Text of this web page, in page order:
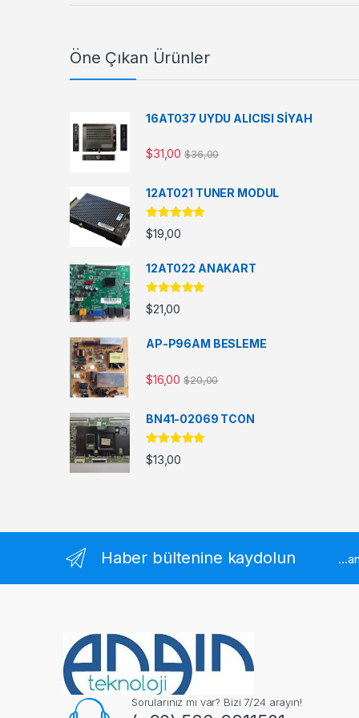
Öne Çıkan Ürünler
16AT037 UYDU ALICISI SİYAH
$31,00 $36,00
12AT021 TUNER MODUL
5 üzerinden
5.00oy aldı
$19,00
12AT022 ANAKART
5 üzerinden
5.00oy aldı
$21,00
AP-P96AM BESLEME
$16,00 $20,00
BN41-02069 TCON
5 üzerinden
5.00oy aldı
$13,00
Haber bültenine kaydolun
Sorularınız mı var? Bizi 7/24 arayın!